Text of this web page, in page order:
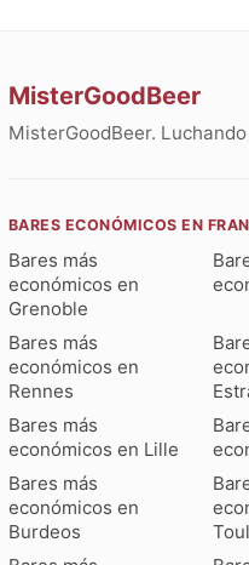
MisterGoodBeer
MisterGoodBeer.
BARES ECONÓMICOS EN
Bares más
económicos en
Grenoble
Bares más
económicos en
Rennes
Bares más
económicos en Lille
Bares más
económicos en
Burdeos